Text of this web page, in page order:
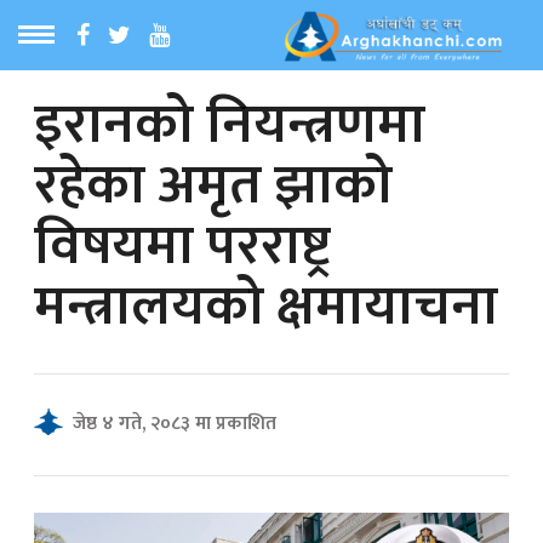
MENU
समाचार
समाचार
इरानको नियन्त्रणमा
रहेका अमृत झाको
विषयमा परराष्ट्र
मन्त्रालयको क्षमायाचना
जेष्ठ ४ गते, २०८३ मा प्रकाशित